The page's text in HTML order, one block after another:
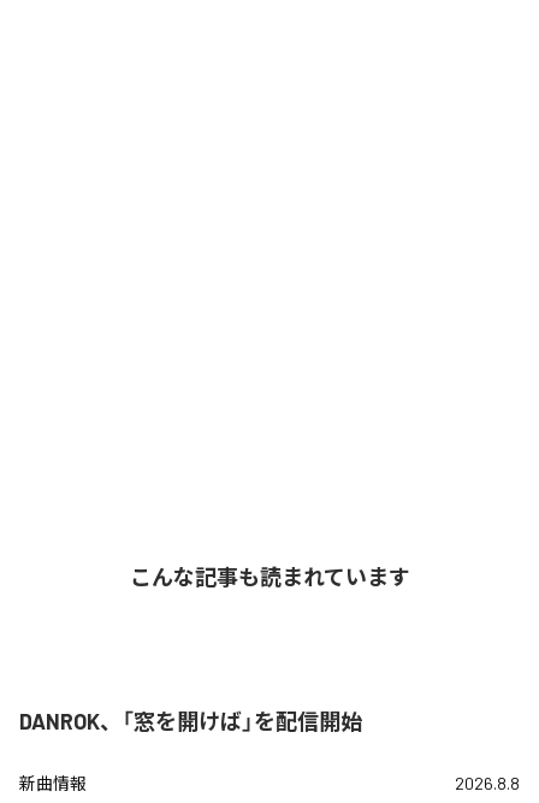
こんな記事も読まれています
DANROK、「窓を開けば」を配信開始
新曲情報 2026.8.8